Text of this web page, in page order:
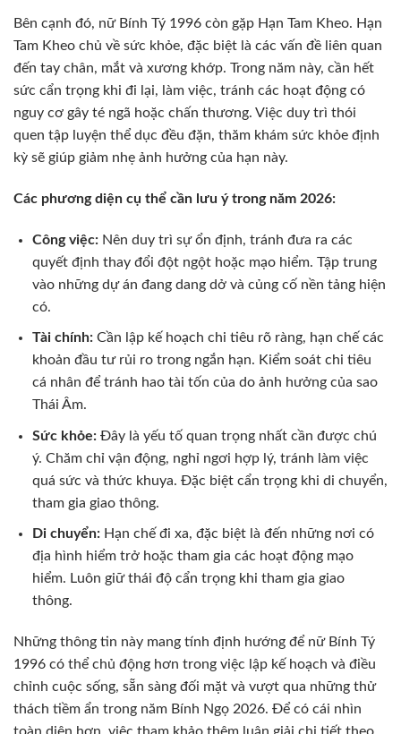
Bên cạnh đó, nữ Bính Tý 1996 còn gặp Hạn Tam Kheo. Hạn
Tam Kheo chủ về sức khỏe, đặc biệt là các vấn đề liên quan
đến tay chân, mắt và xương khớp. Trong năm này, cần hết
sức cẩn trọng khi đi lại, làm việc, tránh các hoạt động có
nguy cơ gây té ngã hoặc chấn thương. Việc duy trì thói
quen tập luyện thể dục đều đặn, thăm khám sức khỏe định
kỳ sẽ giúp giảm nhẹ ảnh hưởng của hạn này.
Các phương diện cụ thể cần lưu ý trong năm 2026:
Công việc:Nên duy trì sự ổn định, tránh đưa ra các
quyết định thay đổi đột ngột hoặc mạo hiểm. Tập trung
vào những dự án đang dang dở và củng cố nền tảng hiện
có.
Tài chính:Cần lập kế hoạch chi tiêu rõ ràng, hạn chế các
khoản đầu tư rủi ro trong ngắn hạn. Kiểm soát chi tiêu
cá nhân để tránh hao tài tốn của do ảnh hưởng của sao
Thái Âm.
Sức khỏe:Đây là yếu tố quan trọng nhất cần được chú
ý. Chăm chỉ vận động, nghỉ ngơi hợp lý, tránh làm việc
quá sức và thức khuya. Đặc biệt cẩn trọng khi di chuyển,
tham gia giao thông.
Di chuyển:Hạn chế đi xa, đặc biệt là đến những nơi có
địa hình hiểm trở hoặc tham gia các hoạt động mạo
hiểm. Luôn giữ thái độ cẩn trọng khi tham gia giao
thông.
Những thông tin này mang tính định hướng để nữ Bính Tý
1996 có thể chủ động hơn trong việc lập kế hoạch và điều
chỉnh cuộc sống, sẵn sàng đối mặt và vượt qua những thử
thách tiềm ẩn trong năm Bính Ngọ 2026. Để có cái nhìn